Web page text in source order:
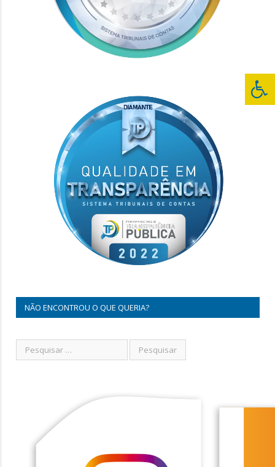
NÃO ENCONTROU O QUE QUERIA?